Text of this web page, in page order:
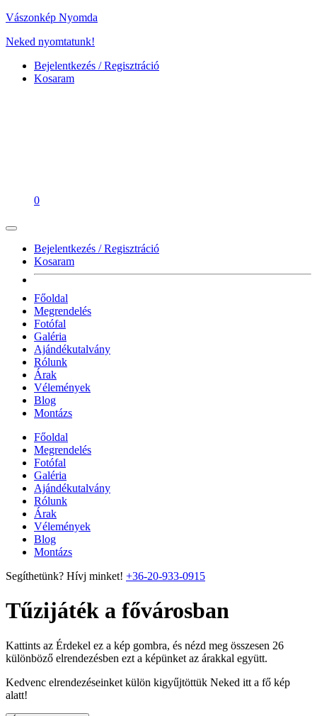
Vászonkép Nyomda
Neked nyomtatunk!
Bejelentkezés / Regisztráció
Kosaram
0
Bejelentkezés / Regisztráció
Kosaram
Főoldal
Megrendelés
Fotófal
Galéria
Ajándékutalvány
Rólunk
Árak
Vélemények
Blog
Montázs
Főoldal
Megrendelés
Fotófal
Galéria
Ajándékutalvány
Rólunk
Árak
Vélemények
Blog
Montázs
Segíthetünk? Hívj minket! +36-20-933-0915
Tűzijáték a fővárosban
Kattints az Érdekel ez a kép gombra, és nézd meg összesen 26
különböző elrendezésben ezt a képünket az árakkal együtt.
Kedvenc elrendezéseinket külön kigyűjtöttük Neked itt a fő kép
alatt!